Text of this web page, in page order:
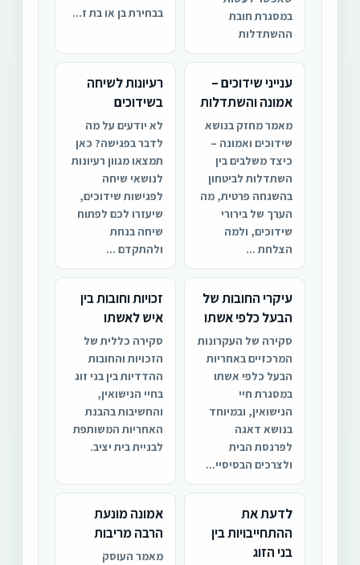
במסגרת חובת
ההשתדלות
בבחירת בן או בת ז...
ענייני שידוכים –
אמונה והשתדלות
מאמר מחזק בנושא
שידוכים ואמונה –
כיצד משלבים בין
השתדלות לביטחון
בהשגחה פרטית, מה
הערך של בירורי
שידוכים, ולמה
הצלחת ...
רעיונות לשיחה
בשידוכים
לא יודעים על מה
לדבר בפגישה? כאן
תמצאו מגוון רעיונות
לנושאי שיחה
לפגישות שידוכים,
שיעזרו לכם לפתוח
שיחה בנחת
ולהתקדם ...
עיקרי החובות של
הבעל כלפי אשתו
סקירה של העקרונות
המרכזיים באחריות
הבעל כלפי אשתו
במסגרת חיי
הנישואין, ובמיוחד
בנושא דאגה
לפרנסת הבית
ולצרכים הבסיסיי...
זכויות וחובות בין
איש לאשתו
סקירה כללית של
הזכויות והחובות
ההדדיות בין בני זוג
בחיי הנישואין,
והחשיבות בהבנת
האחריות המשותפת
לבניית בית יציב.
לדעת את
ההתחייבויות בין
בני הזוג
אמונה מונעת
הרבה מריבות
מאמר העוסק